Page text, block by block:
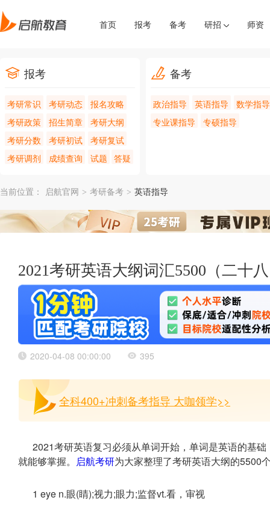
首页 报考 备考 研招 师资
报考
考研常识 考研动态
报名攻略
考研政策
招生简章
考研大纲
考研分数
考研初试
考研复试
考研调剂
成绩查询 试题 答疑
备考
政治指导 英语指导
数学指导
专业课指导
专硕指导
当前位置： 启航官网 > 考研备考 > 英语指导
2021考研英语大纲词汇5500（二十
2020-04-08 00:00:00 395
全科400+冲刺备考指导 大咖领学>>
2021考研英语复习必须从单词开始，单词是英语的基
就能够掌握。
启航考研为大家整理了考研英语大纲的5500
1 eye n.眼(睛);视力;眼力;监督vt.看，审视